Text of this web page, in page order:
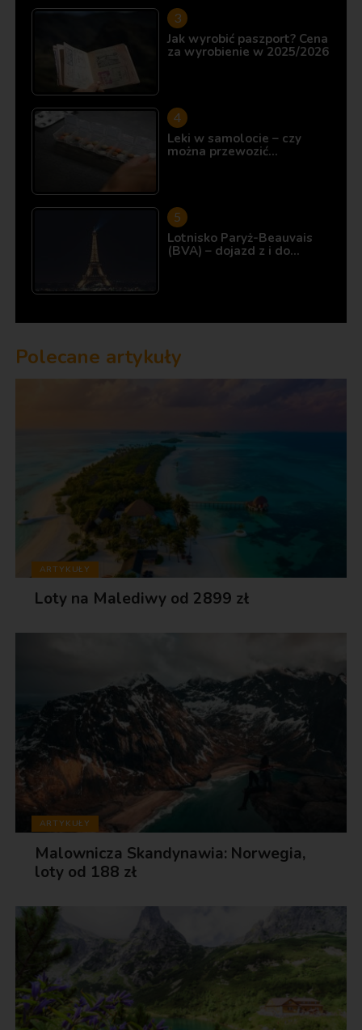
Jak wyrobić paszport? Cena
za wyrobienie w 2025/2026
Leki w samolocie – czy
można przewozić…
Lotnisko Paryż-Beauvais
(BVA) – dojazd z i do…
Polecane artykuły
ARTYKUŁY
Loty na Malediwy od 2899 zł
ARTYKUŁY
Malownicza Skandynawia: Norwegia,
loty od 188 zł